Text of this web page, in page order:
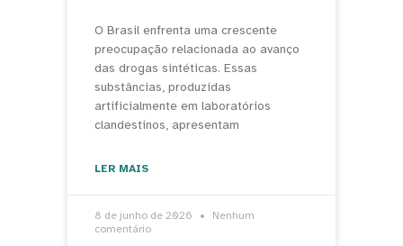
O Brasil enfrenta uma crescente
preocupação relacionada ao avanço
das drogas sintéticas. Essas
substâncias, produzidas
artificialmente em laboratórios
clandestinos, apresentam
LER MAIS
8 de junho de 2026
Nenhum
comentário